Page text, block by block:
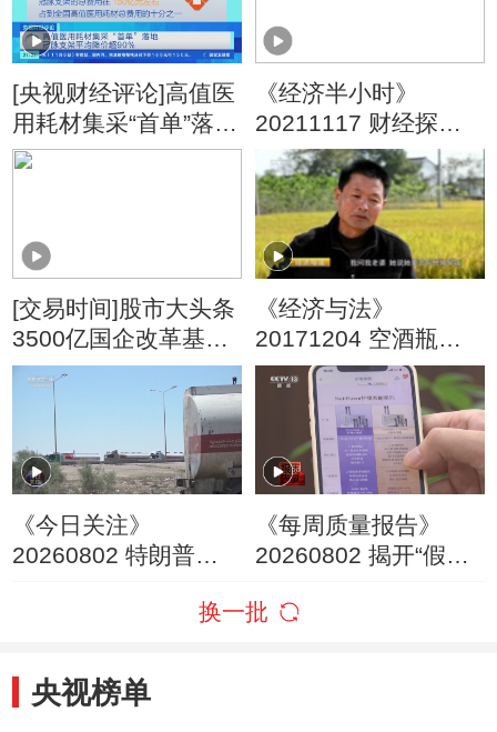
[央视财经评论]高值医
用耗材集采“首单”落地
冠脉支架平均降价超
《经济半小时》
20211117 财经探
真：康美财务造假案
始末
[交易时间]股市大头条
3500亿国企改革基金
启动 首单投向中国中
《经济与法》
20171204 空酒瓶引
发的诉讼
《今日关注》
20260802 特朗普叫
朗称摧毁美军F-35战
《每周质量报告》
20260802 揭开“假洋
换一批
央视榜单